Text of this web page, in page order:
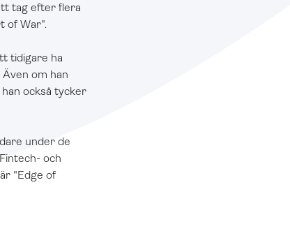
tag efter flera
of War".
tidigare ha
om han
också tycker
under de
och
"Edge of